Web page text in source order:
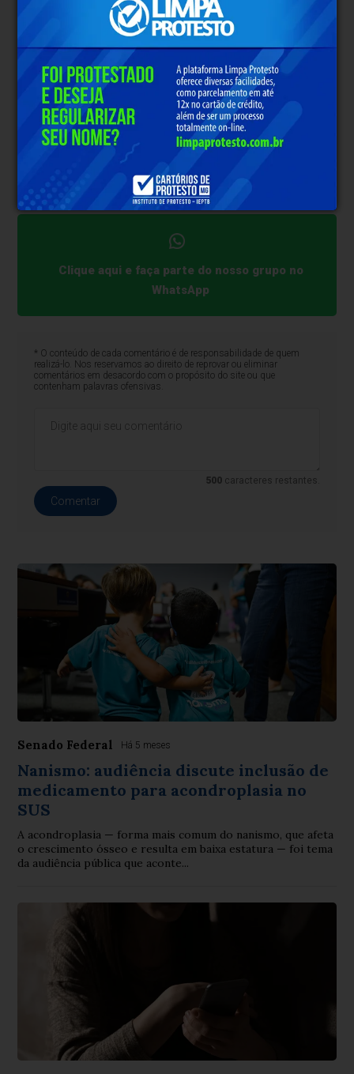
“constrangimento público”.
“Houve o reforço da necessidade de assegurar
instrumentos jurídicos que protejam os médicos no
exercício legal e ético da profissão, especialmente
em áreas altamente sensíveis como cirurgia,
tratamento da obesidade e medicina avançada, onde
muitas vezes o profissional está exposto a riscos
legais infundados ou abusivos”, argumenta, na
justificativa do projeto.
Clique aqui e faça parte do nosso grupo no
WhatsApp
* O conteúdo de cada comentário é de responsabilidade de quem
realizá-lo. Nos reservamos ao direito de reprovar ou eliminar
comentários em desacordo com o propósito do site ou que
contenham palavras ofensivas.
500 caracteres restantes.
Comentar
Senado Federal Há 5 meses
Nanismo: audiência discute inclusão de
medicamento para acondroplasia no
SUS
A acondroplasia — forma mais comum do nanismo, que afeta
o crescimento ósseo e resulta em baixa estatura — foi tema
da audiência pública que aconte...